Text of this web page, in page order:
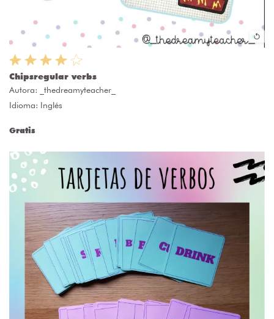
Chipsregular verbs
Autora:
_thedreamyteacher_
Idioma: Inglés
Gratis